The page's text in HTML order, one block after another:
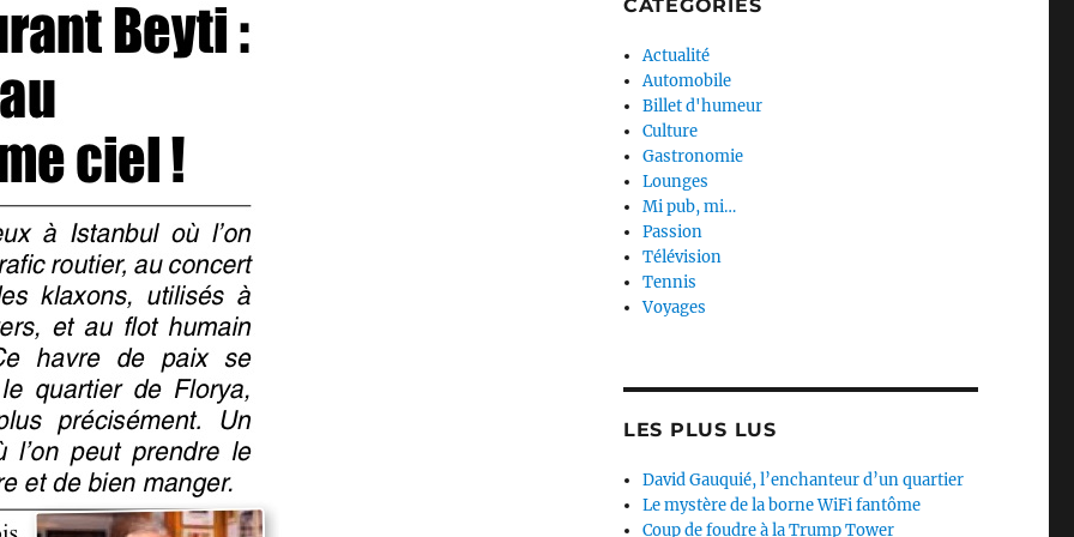
CATEGORIES
Actualité
Automobile
Billet d'humeur
Culture
Gastronomie
Lounges
Mi pub, mi…
Passion
Télévision
Tennis
Voyages
LES PLUS LUS
David Gauquié, l’enchanteur d’un quartier
Le mystère de la borne WiFi fantôme
Coup de foudre à la Trump Tower